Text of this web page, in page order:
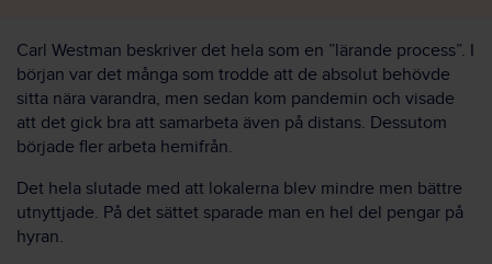
Carl Westman beskriver det hela som en ”lärande process”. I
början var det många som trodde att de absolut behövde
sitta nära varandra, men sedan kom pandemin och visade
att det gick bra att samarbeta även på distans. Dessutom
började fler arbeta hemifrån.
Det hela slutade med att lokalerna blev mindre men bättre
utnyttjade. På det sättet sparade man en hel del pengar på
hyran.